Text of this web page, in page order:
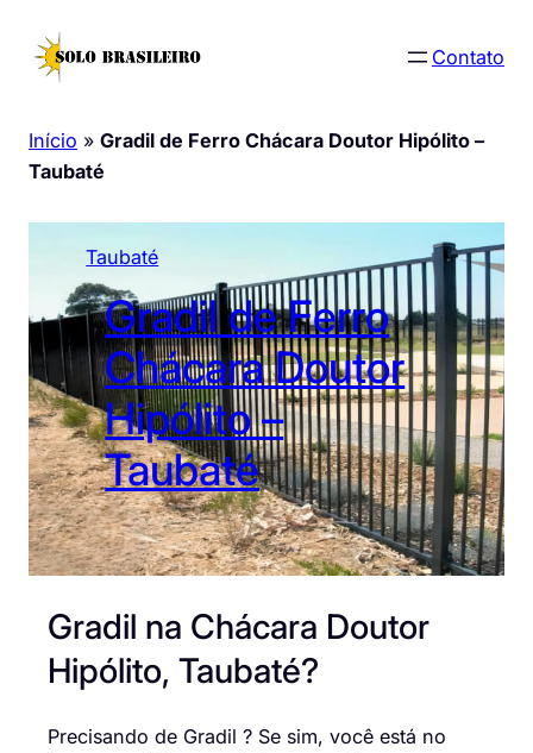
para
Contato
Início » Gradil de Ferro Chácara Doutor Hipólito –
Taubaté
Taubaté
Gradil de Ferro
Chácara Doutor
Hipólito –
Taubaté
Gradil na Chácara Doutor
Hipólito, Taubaté?
Precisando de Gradil ? Se sim, você está no